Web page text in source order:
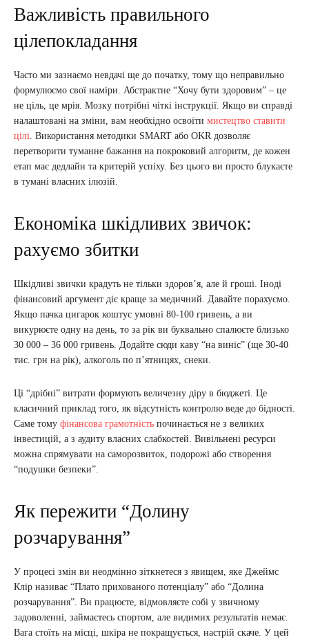
Важливість правильного
цілепокладання
Часто ми зазнаємо невдачі ще до початку, тому що неправильно
формулюємо свої наміри. Абстрактне “Хочу бути здоровим” – це
не ціль, це мрія. Мозку потрібні чіткі інструкції. Якщо ви справді
налаштовані на зміни, вам необхідно освоїти мистецтво ставити
цілі . Використання методики SMART або OKR дозволяє
перетворити туманне бажання на покроковий алгоритм, де кожен
етап має дедлайн та критерій успіху. Без цього ви просто блукаєте
в тумані власних ілюзій.
Економіка шкідливих звичок:
рахуємо збитки
Шкідливі звички крадуть не тільки здоров’я, але й гроші. Іноді
фінансовий аргумент діє краще за медичний. Давайте порахуємо.
Якщо пачка цигарок коштує умовні 80-100 гривень, а ви
викурюєте одну на день, то за рік ви буквально спалюєте близько
30 000 – 36 000 гривень. Додайте сюди каву “на виніс” (ще 30-40
тис. грн на рік), алкоголь по п’ятницях, снеки.
Ці “дрібні” витрати формують величезну діру в бюджеті. Це
класичний приклад того, як відсутність контролю веде до бідності.
Саме тому фінансова грамотність починається не з великих
інвестицій, а з аудиту власних слабкостей. Вивільнені ресурси
можна спрямувати на саморозвиток, подорожі або створення
“подушки безпеки”.
Як пережити “Долину
розчарування”
У процесі змін ви неодмінно зіткнетеся з явищем, яке Джеймс
Клір називає “Плато прихованого потенціалу” або “Долина
розчарування”. Ви працюєте, відмовляєте собі у звичному
задоволенні, займаєтесь спортом, але видимих результатів немає.
Вага стоїть на місці, шкіра не покращується, настрій скаче. У цей